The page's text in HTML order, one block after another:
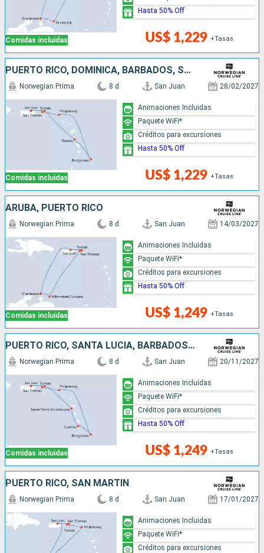
Comidas incluidas US$ 1,229 +Tasas
Hasta 50% Off
PUERTO RICO, DOMINICA, BARBADOS, SAN MARTÍN
Comidas incluidas
Norwegian Prima 8 d San Juan 28/02/2027
US$ 1,229 +Tasas
Animaciones Incluidas
Paquete WiFi*
Créditos para excursiones
Hasta 50% Off
ARUBA, PUERTO RICO
Comidas incluidas
Norwegian Prima 8 d San Juan 14/03/2027
US$ 1,249 +Tasas
Animaciones Incluidas
Paquete WiFi*
Créditos para excursiones
Hasta 50% Off
PUERTO RICO, SANTA LUCIA, BARBADOS, SAN MARTÍN
Comidas incluidas
Norwegian Prima 8 d San Juan 20/11/2027
US$ 1,249 +Tasas
Animaciones Incluidas
Paquete WiFi*
Créditos para excursiones
Hasta 50% Off
PUERTO RICO, SAN MARTÍN
Norwegian Prima 8 d San Juan 17/01/2027
Animaciones Incluidas
Paquete WiFi*
Créditos para excursiones